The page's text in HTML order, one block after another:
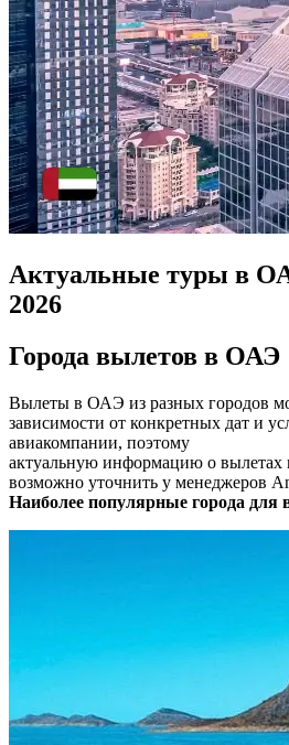
Актуальные туры в
2026
Города вылетов в ОАЭ
Вылеты в ОАЭ из разных городов
зависимости от конкретных дат и
авиакомпании, поэтому
актуальную информацию о вылетах
возможно уточнить у менеджеров
Наиболее популярные города